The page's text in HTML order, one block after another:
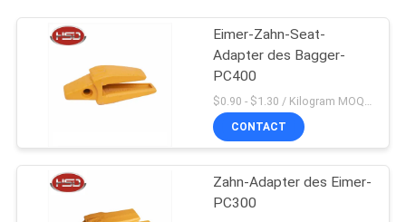
Eimer-Zahn-Seat-
Adapter des Bagger-
PC400
$0.90 - $1.30 / Kilogram MOQ:200 Kilogramm/Kilogramm
CONTACT
Zahn-Adapter des Eimer-
PC300